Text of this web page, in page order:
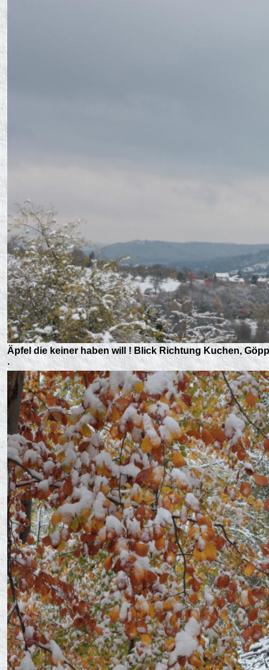
Äpfel die keiner haben will ! Blick Richtung Kuchen,
.